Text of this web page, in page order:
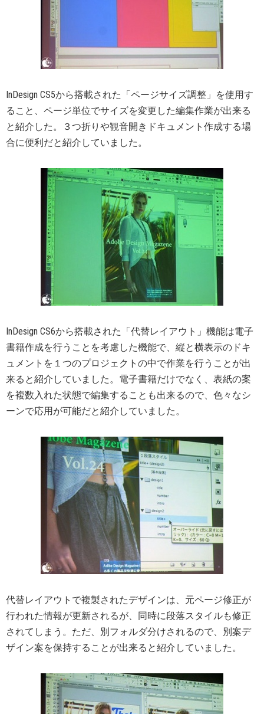
InDesign CS5から搭載された「ページサイズ調整」を使用す
ること、ページ単位でサイズを変更した編集作業が出来る
と紹介した。３つ折りや観音開きドキュメント作成する場
合に便利だと紹介していました。
InDesign CS6から搭載された「代替レイアウト」機能は電子
書籍作成を行うことを考慮した機能で、縦と横表示のドキ
ュメントを１つのプロジェクトの中で作業を行うことが出
来ると紹介していました。電子書籍だけでなく、表紙の案
を複数入れた状態で編集することも出来るので、色々なシ
ーンで応用が可能だと紹介していました。
代替レイアウトで複製されたデザインは、元ページ修正が
行われた情報が更新されるが、同時に段落スタイルも修正
されてしまう。ただ、別フォルダ分けされるので、別案デ
ザイン案を保持することが出来ると紹介していました。